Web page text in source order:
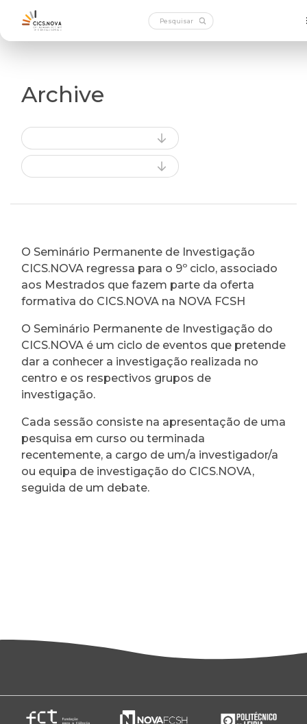
Archive
O Seminário Permanente de Investigação
CICS.NOVA regressa para o 9º ciclo, associado
aos Mestrados que fazem parte da oferta
formativa do CICS.NOVA na NOVA FCSH
O Seminário Permanente de Investigação do
CICS.NOVA é um ciclo de eventos que pretende
dar a conhecer a investigação realizada no
centro e os respectivos grupos de
investigação.
Cada sessão consiste na apresentação de uma
pesquisa em curso ou terminada
recentemente, a cargo de um/a investigador/a
ou equipa de investigação do CICS.NOVA,
seguida de um debate.